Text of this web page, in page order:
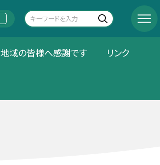
地域の皆様へ感謝です リンク